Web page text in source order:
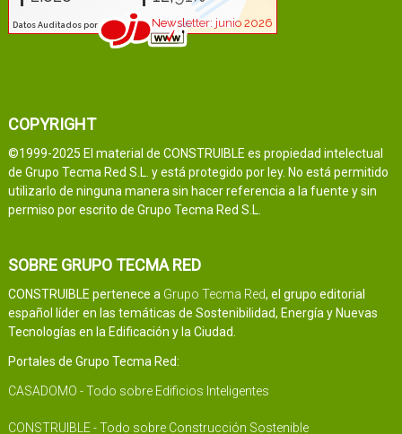
COPYRIGHT
©1999-2025 El material de CONSTRUIBLE es propiedad intelectual
de Grupo Tecma Red S.L. y está protegido por ley. No está permitido
utilizarlo de ninguna manera sin hacer referencia a la fuente y sin
permiso por escrito de Grupo Tecma Red S.L.
SOBRE GRUPO TECMA RED
CONSTRUIBLE pertenece a Grupo Tecma Red, el grupo editorial
español líder en las temáticas de Sostenibilidad, Energía y Nuevas
Tecnologías en la Edificación y la Ciudad.
Portales de Grupo Tecma Red:
CASADOMO - Todo sobre Edificios Inteligentes
CONSTRUIBLE - Todo sobre Construcción Sostenible